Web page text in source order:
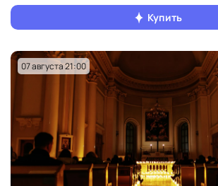
Купить
07 августа 21:00